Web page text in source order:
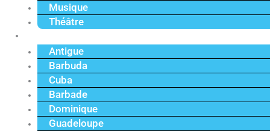
Musique
Théâtre
Antigue
Barbuda
Cuba
Barbade
Dominique
Guadeloupe